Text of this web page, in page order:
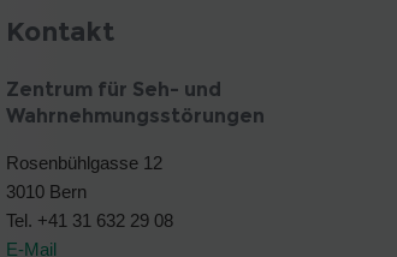
Kontakt
Zentrum für Seh- und
Wahrnehmungsstörungen
Rosenbühlgasse 12
3010 Bern
Tel. +41 31 632 29 08
E-Mail